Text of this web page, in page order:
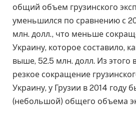
общий объем грузинского
уменьшился по сравнению с
млн. долл., что меньше
Украину, которое составило,
выше, 52.5 млн. долл. Из этого
резкое сокращение
Украину, у Грузии в 2014 году
(небольшой) общего объема